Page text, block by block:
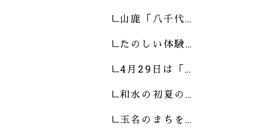
山鹿「八千代…
たのしい体験…
4月29日は「…
和水の初夏の…
玉名のまちを…